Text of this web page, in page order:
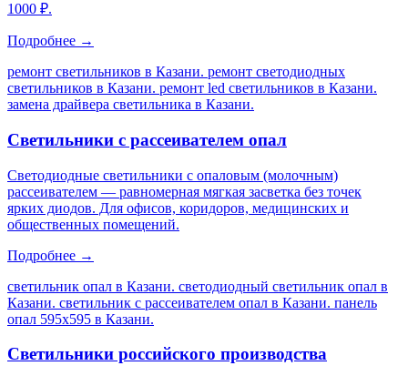
1000 ₽.
Подробнее →
ремонт светильников в Казани. ремонт светодиодных
светильников в Казани. ремонт led светильников в Казани.
замена драйвера светильника в Казани.
Светильники с рассеивателем опал
Светодиодные светильники с опаловым (молочным)
рассеивателем — равномерная мягкая засветка без точек
ярких диодов. Для офисов, коридоров, медицинских и
общественных помещений.
Подробнее →
светильник опал в Казани. светодиодный светильник опал в
Казани. светильник с рассеивателем опал в Казани. панель
опал 595х595 в Казани.
Светильники российского производства